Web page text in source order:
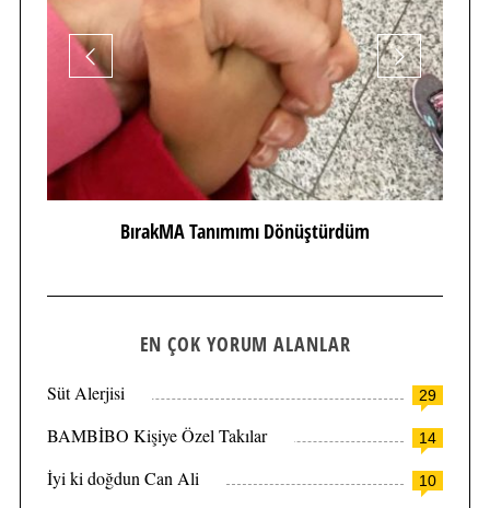
BırakMA Tanımımı Dönüştürdüm
EN ÇOK YORUM ALANLAR
29
Süt Alerjisi
14
BAMBİBO Kişiye Özel Takılar
10
İyi ki doğdun Can Ali